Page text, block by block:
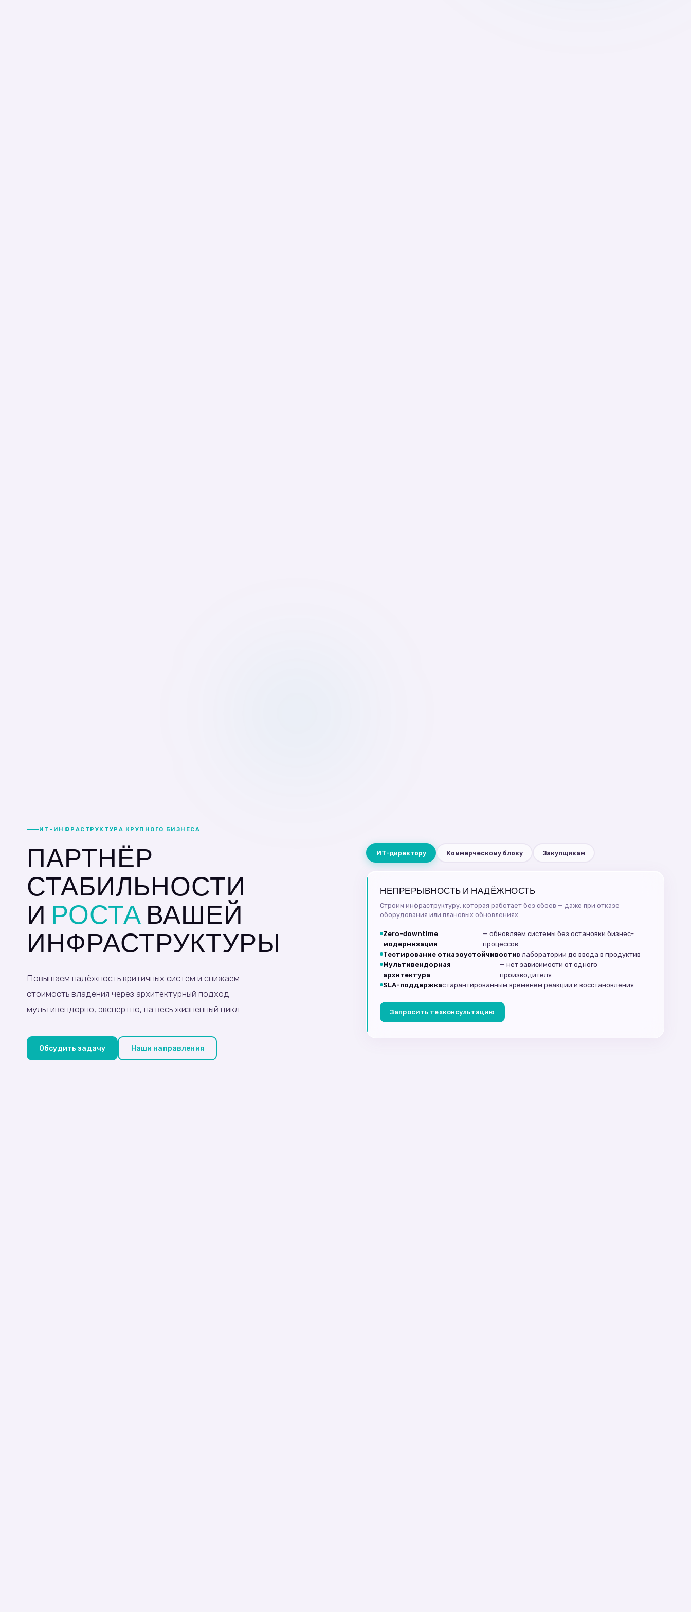
ИТ-ИНФРАСТРУКТУРА КРУПНОГО БИЗНЕСА
ПАРТНЁР
СТАБИЛЬНОСТИ
И РОСТА ВАШЕЙ
ИНФРАСТРУКТУРЫ
Повышаем надёжность критичных систем и снижаем
стоимость владения через архитектурный подход —
мультивендорно, экспертно, на весь жизненный цикл.
Обсудить задачу Наши направления
ИТ-директору Коммерческому блоку Закупщикам
НЕПРЕРЫВНОСТЬ И НАДЁЖНОСТЬ
Строим инфраструктуру, которая работает без сбоев — даже при отказе
оборудования или плановых обновлениях.
Zero-downtime
модернизация
— обновляем системы без остановки бизнес-
процессов
Тестирование отказоустойчивостив лаборатории до ввода в продуктив
Мультивендорная
архитектура
— нет зависимости от одного
производителя
SLA-поддержкас гарантированным временем реакции и восстановления
Запросить техконсультацию